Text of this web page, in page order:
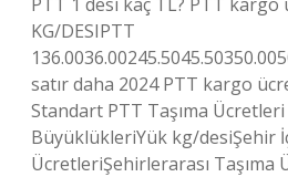
KG/DESIPTT
satır daha 2024 PTT kargo
Standart PTT Taşıma
BüyüklükleriYük kg/desiŞehir
ÜcretleriŞehirlerarası Taşıma